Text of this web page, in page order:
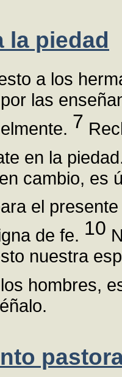
la piedad
a los
las
7
en la
cambio, es
el
de fe. 10
nuestra
hombres,